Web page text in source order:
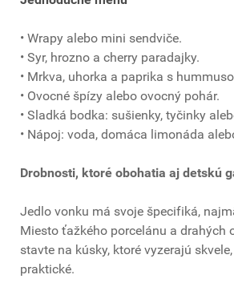
• Wrapy alebo mini sendviče.
• Syr, hrozno a cherry paradajky.
• Mrkva, uhorka a paprika s
• Ovocné špízy alebo ovocný pohár.
• Sladká bodka: sušienky, tyčinky
• Nápoj: voda, domáca limonáda
Drobnosti, ktoré obohatia aj detskú
Jedlo vonku má svoje špecifiká,
Miesto ťažkého porcelánu a drahých
stavte na kúsky, ktoré vyzerajú
praktické.